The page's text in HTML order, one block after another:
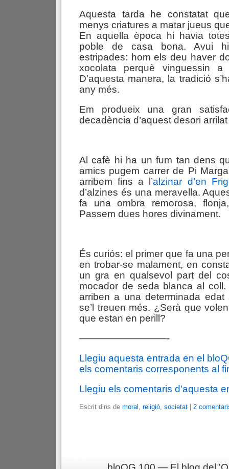
Aquesta tarda he constatat
menys criatures a matar jueus
En aquella època hi havia
poble de casa bona. Avui
estripades: hom els deu haver
xocolata perquè vinguessin
D’aquesta manera, la tradició
any més.
Em produeix una gran
decadència d’aquest desori
Al cafè hi ha un fum tan dens
amics pugem carrer de Pi
arribem fins a l’alzinar d’en
d’alzines és una meravella.
fa una ombra remorosa,
Passem dues hores divinament.
És curiós: el primer que fa una
en trobar-se malament, en
un gra en qualsevol part del
mocador de seda blanca al coll.
arriben a una determinada edat
se’l treuen més. ¿Serà que
que estan en perill?
—————————-
Llegiu aquesta entrada en el
els comentaris corresponents al
Llegiu els comentaris d'aquesta
Escrit dins de moral , religió, societat 2